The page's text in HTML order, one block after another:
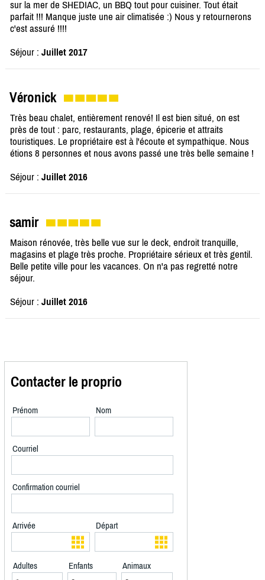
sur la mer de SHEDIAC, un BBQ tout pour cuisiner. Tout était
parfait !!! Manque juste une air climatisée :) Nous y retournerons
c'est assuré !!!!
Séjour : Juillet 2017
Véronick
Très beau chalet, entièrement renové! Il est bien situé, on est
près de tout : parc, restaurants, plage, épicerie et attraits
touristiques. Le propriétaire est à l'écoute et sympathique. Nous
étions 8 personnes et nous avons passé une très belle semaine !
Séjour : Juillet 2016
samir
Maison rénovée, très belle vue sur le deck, endroit tranquille,
magasins et plage très proche. Propriétaire sérieux et très gentil.
Belle petite ville pour les vacances. On n'a pas regretté notre
séjour.
Séjour : Juillet 2016
Contacter le proprio
Prénom Nom
Courriel
Confirmation courriel
Arrivée Départ
Adultes Enfants Animaux